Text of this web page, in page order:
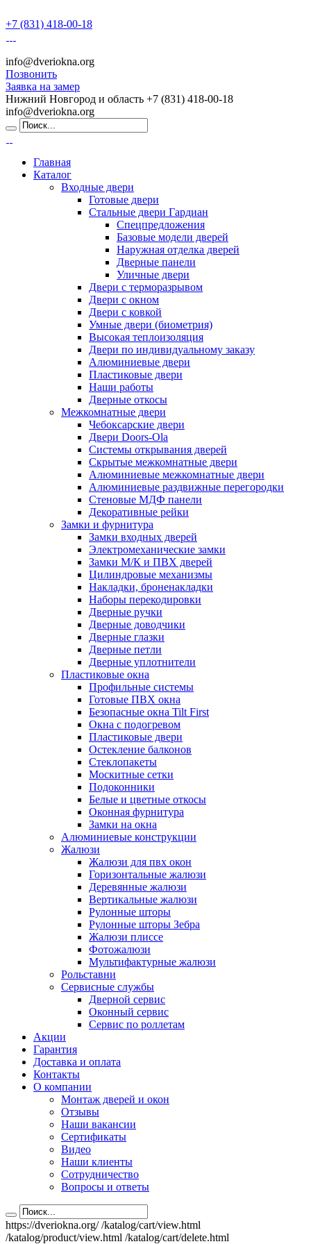
+7 (831) 418-00-18
info@dveriokna.org
Позвонить
Заявка на замер
Нижний Новгород и область +7 (831) 418-00-18
info@dveriokna.org
Главная
Каталог
Входные двери
Готовые двери
Стальные двери Гардиан
Спецпредложения
Базовые модели дверей
Наружная отделка дверей
Дверные панели
Уличные двери
Двери с терморазрывом
Двери с окном
Двери с ковкой
Умные двери (биометрия)
Высокая теплоизоляция
Двери по индивидуальному заказу
Алюминиевые двери
Пластиковые двери
Наши работы
Дверные откосы
Межкомнатные двери
Чебоксарские двери
Двери Doors-Ola
Системы открывания дверей
Скрытые межкомнатные двери
Алюминиевые межкомнатные двери
Алюминиевые раздвижные перегородки
Стеновые МДФ панели
Декоративные рейки
Замки и фурнитура
Замки входных дверей
Электромеханические замки
Замки М/К и ПВХ дверей
Цилиндровые механизмы
Накладки, броненакладки
Наборы перекодировки
Дверные ручки
Дверные доводчики
Дверные глазки
Дверные петли
Дверные уплотнители
Пластиковые окна
Профильные системы
Готовые ПВХ окна
Безопасные окна Tilt First
Окна с подогревом
Пластиковые двери
Остекление балконов
Стеклопакеты
Москитные сетки
Подоконники
Белые и цветные откосы
Оконная фурнитура
Замки на окна
Алюминиевые конструкции
Жалюзи
Жалюзи для пвх окон
Горизонтальные жалюзи
Деревянные жалюзи
Вертикальные жалюзи
Рулонные шторы
Рулонные шторы Зебра
Жалюзи плиссе
Фотожалюзи
Мультифактурные жалюзи
Рольставни
Сервисные службы
Дверной сервис
Оконный сервис
Сервис по роллетам
Акции
Гарантия
Доставка и оплата
Контакты
О компании
Монтаж дверей и окон
Отзывы
Наши вакансии
Сертификаты
Видео
Наши клиенты
Сотрудничество
Вопросы и ответы
https://dveriokna.org/ /katalog/cart/view.html
/katalog/product/view.html /katalog/cart/delete.html